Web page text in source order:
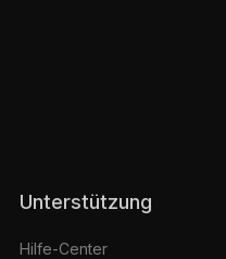
Unterstützung
Hilfe-Center